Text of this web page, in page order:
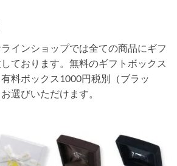
インショップでは全ての商品にギフ
ております。無料のギフトボックス
有料ボックス1000円税別（ブラッ
選びいただけます。